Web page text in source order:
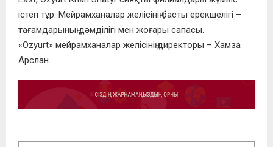
істеп тұр. Мейрамханалар желісінің басты ерекшелігі –
тағамдарының дәмділігі мен жоғары сапасы.
«Ozyurt» мейрамханалар желісінің директоры – Хамза
Арслан.